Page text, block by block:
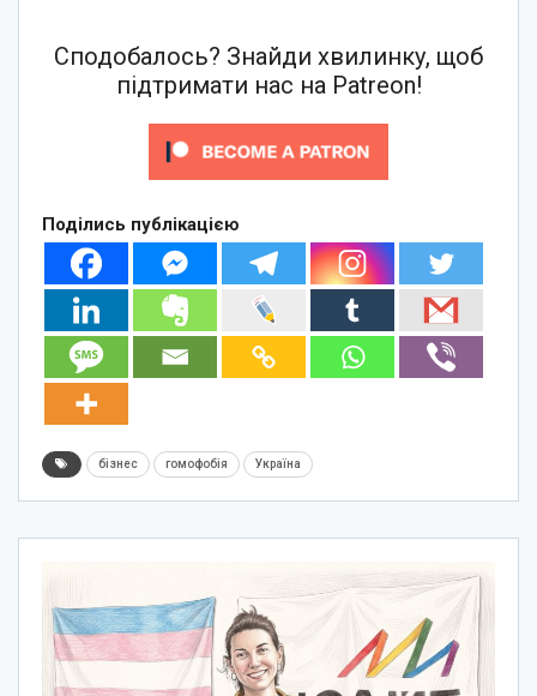
Сподобалось? Знайди хвилинку, щоб
підтримати нас на Patreon!
Поділись публікацією
бізнес гомофобія Україна